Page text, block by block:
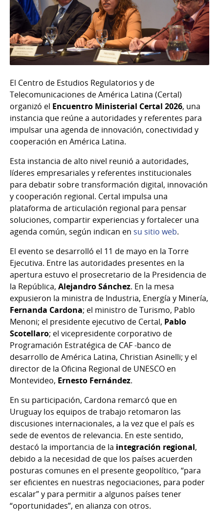
El Centro de Estudios Regulatorios y de
Telecomunicaciones de América Latina (Certal)
organizó el Encuentro Ministerial Certal 2026, una
instancia que reúne a autoridades y referentes para
impulsar una agenda de innovación, conectividad y
cooperación en América Latina.
Esta instancia de alto nivel reunió a autoridades,
líderes empresariales y referentes institucionales
para debatir sobre transformación digital, innovación
y cooperación regional. Certal impulsa una
plataforma de articulación regional para pensar
soluciones, compartir experiencias y fortalecer una
agenda común, según indican en su sitio web.
El evento se desarrolló el 11 de mayo en la Torre
Ejecutiva. Entre las autoridades presentes en la
apertura estuvo el prosecretario de la Presidencia de
la República, Alejandro Sánchez. En la mesa
expusieron la ministra de Industria, Energía y Minería,
Fernanda Cardona; el ministro de Turismo, Pablo
Menoni; el presidente ejecutivo de Certal, Pablo
Scotellaro; el vicepresidente corporativo de
Programación Estratégica de CAF -banco de
desarrollo de América Latina, Christian Asinelli; y el
director de la Oficina Regional de UNESCO en
Montevideo, Ernesto Fernández.
En su participación, Cardona remarcó que en
Uruguay los equipos de trabajo retomaron las
discusiones internacionales, a la vez que el país es
sede de eventos de relevancia. En este sentido,
destacó la importancia de la integración regional,
debido a la necesidad de que los países acuerden
posturas comunes en el presente geopolítico, “para
ser eficientes en nuestras negociaciones, para poder
escalar” y para permitir a algunos países tener
“oportunidades”, en alianza con otros.